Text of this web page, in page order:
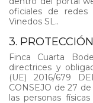
oficiales de redes
Vinedos SL..
3.
Finca Cuarta
directrices y
(UE) 2016/679
CONSEJO de 27
las personas